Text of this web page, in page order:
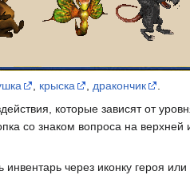
, крыска , дракончик
.
которые зависят от
со знаком вопроса на
через иконку героя